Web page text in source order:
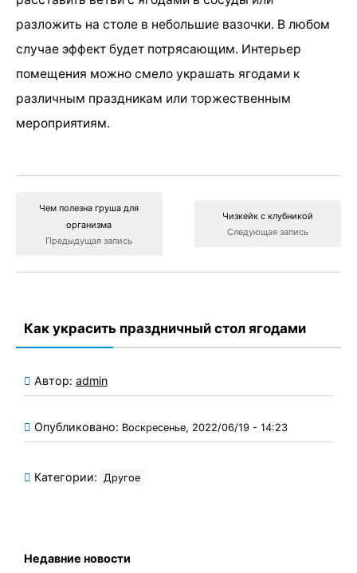
разложить на столе в небольшие вазочки. В любом
случае эффект будет потрясающим. Интерьер
помещения можно смело украшать ягодами к
различным праздникам или торжественным
мероприятиям.
Чем полезна груша для
организма
Предыдущая запись
Чизкейк с клубникой
Следующая запись
Как украсить праздничный стол ягодами
Автор: admin
Опубликовано: Воскресенье, 2022/06/19 - 14:23
Категории: Другое
Недавние новости